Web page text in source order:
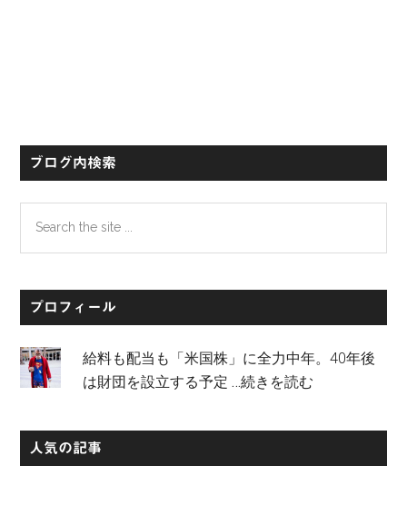
ブログ内検索
the
プロフィール
給料も配当も「米国株」に全力中年。40年後
は財団を設立する予定 …続きを読む
人気の記事